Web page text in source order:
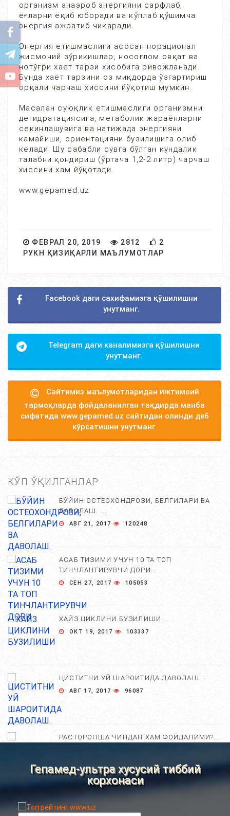
организм анаэроб энергияни сарфлаб,
ёғларни ёқиб юборади ва кўплаб қўшимча
энергия ажратиб чиқаради.
Энергия етишмаслиги асосан норационал
жисмоний зўриқишлар, носоғлом овқат ва
нотўғри хаёт тарзи хисобига ривожланади.
Бунда хаёт тарзини оз миқдорда ўзгартириш
орқали чарчаш хиссини йўқотиш мумкин.
Масалан суюқлик етишмаслиги организмни
дегидратациясига, метаболик жараёнларни
секинлашувига ва натижада энергияни
камайиши, ориентацияни бузилишига олиб
келади. Шу сабабли сувга бўлган кундалик
талабни қондириш (ўртача 1,2-2 литр) чарчаш
хиссини хам йўқотади.
www.gepamed.uz
ФЕВРАЛ 20, 2019 2812
2
РУКН ҚИЗИҚАРЛИ МАЪЛУМОТЛАР
Facebook даги сахифамизга қўшилишни
унутманг.
Telegram даги каналимизга қўшилишни
унутманг.
Сайтимиз маълумотларидан ижтимоий
тармоқларда фойдаланилган тақдирда манба
сифатида www.gepamed.uz сайтидан олинди деб
кўрсатишни унутманг.
КЎП ЎҚИЛГАНЛАР
БЎЙИН ОСТЕОХОНДРОЗИ, БЕЛГИЛАРИ ВА
ДАВОЛАШ. ...
АВГ 21, 2017 120248
АСАБ ТИЗИМИ УЧУН 10 ТА ТОП
ТИНЧЛАНТИРУВЧИ ДОРИ...
СЕН 27, 2017 105053
ХАЙЗ ЦИКЛИНИ БУЗИЛИШИ...
ОКТ 19, 2017 103337
ЦИСТИТНИ УЙ ШАРОИТИДА ДАВОЛАШ....
АВГ 17, 2017 96087
РАСТОРОПША ЧИНДАН ХАМ ФОЙДАЛИМИ?...
НОСТАНДАРТ УСУЛЛАРИ....
Гепамед-ультра хусусий тиббий
корхонаси